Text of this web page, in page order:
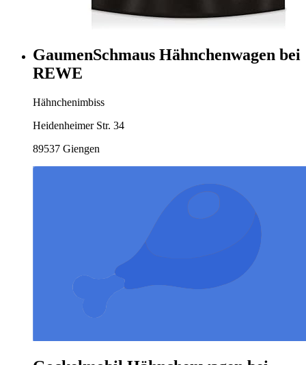
GaumenSchmaus Hähnchenwagen bei
REWE
Hähnchenimbiss
Heidenheimer Str. 34
89537 Giengen